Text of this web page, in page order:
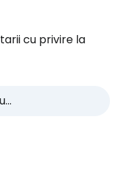
cu privire la